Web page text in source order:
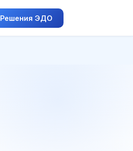
Решения ЭДО